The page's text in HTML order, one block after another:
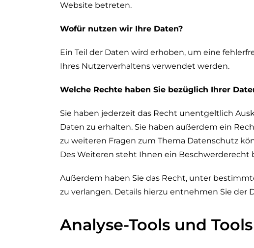
Website betreten.
Wofür nutzen wir Ihre Daten?
Ein Teil der Daten wird erhoben, um eine
Ihres Nutzerverhaltens verwendet werden.
Welche Rechte haben Sie bezüglich Ihrer
Sie haben jederzeit das Recht unentgeltlich
Daten zu erhalten. Sie haben außerdem ein
zu weiteren Fragen zum Thema Datenschutz
Des Weiteren steht Ihnen ein Beschwerderecht
Außerdem haben Sie das Recht, unter
zu verlangen. Details hierzu entnehmen Sie der
Analyse-Tools und